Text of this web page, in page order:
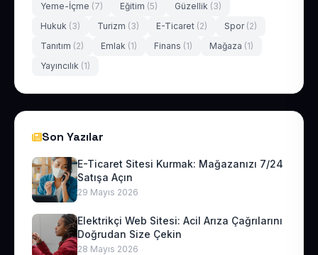
Yeme-İçme (7) Eğitim (5) Güzellik (3)
Hukuk (3) Turizm (3) E-Ticaret (2) Spor (2)
Tanıtım (2) Emlak (1) Finans (1) Mağaza (1)
Yayıncılık (1)
Son Yazılar
E-Ticaret Sitesi Kurmak: Mağazanızı 7/24
Satışa Açın
29 Mayıs 2026
Elektrikçi Web Sitesi: Acil Arıza Çağrılarını
Doğrudan Size Çekin
28 Mayıs 2026